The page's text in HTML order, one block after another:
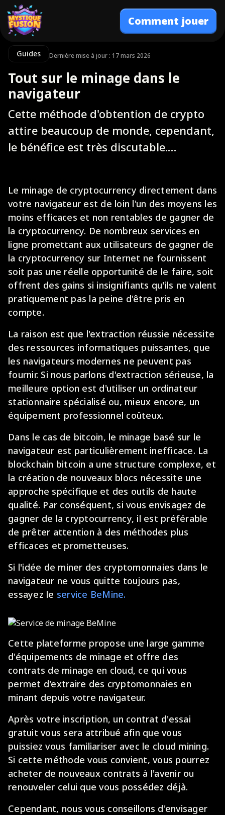
Comment jouer
Guides Dernière mise à jour : 17 mars 2026
Tout sur le minage dans le
navigateur
Cette méthode d'obtention de crypto
attire beaucoup de monde, cependant,
le bénéfice est très discutable.…
Le minage de cryptocurrency directement dans
votre navigateur est de loin l'un des moyens les
moins efficaces et non rentables de gagner de
la cryptocurrency. De nombreux services en
ligne promettant aux utilisateurs de gagner de
la cryptocurrency sur Internet ne fournissent
soit pas une réelle opportunité de le faire, soit
offrent des gains si insignifiants qu'ils ne valent
pratiquement pas la peine d'être pris en
compte.
La raison est que l'extraction réussie nécessite
des ressources informatiques puissantes, que
les navigateurs modernes ne peuvent pas
fournir. Si nous parlons d'extraction sérieuse, la
meilleure option est d'utiliser un ordinateur
stationnaire spécialisé ou, mieux encore, un
équipement professionnel coûteux.
Dans le cas de bitcoin, le minage basé sur le
navigateur est particulièrement inefficace. La
blockchain bitcoin a une structure complexe, et
la création de nouveaux blocs nécessite une
approche spécifique et des outils de haute
qualité. Par conséquent, si vous envisagez de
gagner de la cryptocurrency, il est préférable
de prêter attention à des méthodes plus
efficaces et prometteuses.
Si l'idée de miner des cryptomonnaies dans le
navigateur ne vous quitte toujours pas,
essayez le service BeMine.
Cette plateforme propose une large gamme
d'équipements de minage et offre des
contrats de minage en cloud, ce qui vous
permet d'extraire des cryptomonnaies en
minant depuis votre navigateur.
Après votre inscription, un contrat d'essai
gratuit vous sera attribué afin que vous
puissiez vous familiariser avec le cloud mining.
Si cette méthode vous convient, vous pourrez
acheter de nouveaux contrats à l'avenir ou
renouveler celui que vous possédez déjà.
Cependant, nous vous conseillons d'envisager